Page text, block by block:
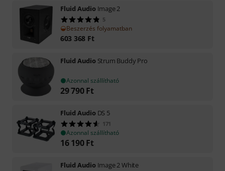
Fluid Audio Image 2
5
Beszerzés folyamatban
603 368 Ft
Fluid Audio Strum Buddy Pro
Azonnal szállítható
29 790 Ft
Fluid Audio DS 5
171
Azonnal szállítható
16 190 Ft
Fluid Audio Image 2 White